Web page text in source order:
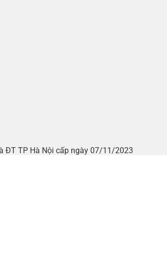
ĐT TP Hà Nội cấp ngày 07/11/2023